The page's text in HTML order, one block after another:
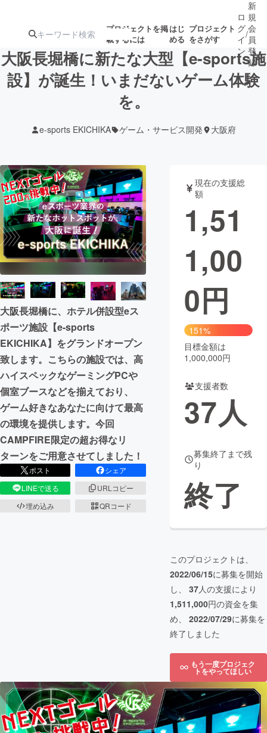
プロジェクトを掲
載するには
はじ
める
プロジェクト
をさがす
注目の新着プロ
テクノロジー・ガジェット
映像・映画 書籍・雑誌
ビジネス・起業 チャレンジ
まちづくり・地域活性化
CAMPFIRE for Social Good
CAMPFIRE Creation
CAMPFIREふるさと納税machi-ya コミュニティ
ロ
グ
イ
ン
/
新
規
会
員
登
録
大阪長堀橋に新たな大型【e-sports施
設】が誕生！いまだないゲーム体験
を。
e-sports EKICHIKA ゲーム・サービス開発 大阪府
大阪長堀橋に、ホテル併設型eス
ポーツ施設【e-sports
EKICHIKA】をグランドオープン
致します。こちらの施設では、高
ハイスペックなゲーミングPCや
個室ブースなどを揃えており、
ゲーム好きなあなたに向けて最高
の環境を提供します。今回
CAMPFIRE限定の超お得なリ
ターンをご用意させてしました！
ポスト
シェア
LINEで送る
URLコピー
埋め込み
QRコード
現在の支援総
額
1,51
1,00
0円
151%
目標金額は
1,000,000円
支援者数
37人
募集終了まで残
り
終了
このプロジェクトは、
2022/06/15に募集を開始
し、 37人の支援により
1,511,000円の資金を集
め、 2022/07/29に募集を
終了しました
もう一度プロジェク
トをやってほしい